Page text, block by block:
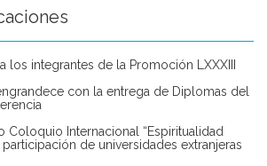
los integrantes de la Promoción LXXXIII
con la entrega de Diplomas del
Coloquio Internacional “Espiritualidad
de universidades extranjeras